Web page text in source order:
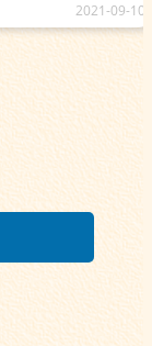
2021-09-10